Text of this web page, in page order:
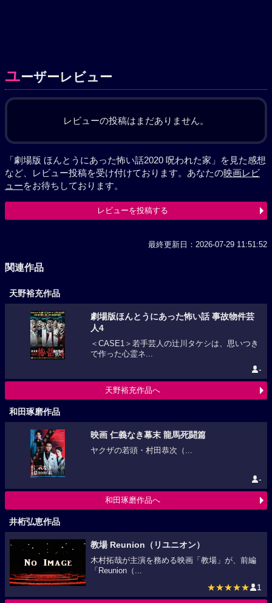
ユーザーレビュー
レビューの投稿はまだありません。
「劇場版 ほんとうにあった怖い話2020 呪われた家」を見た感想
など、レビュー投稿を受け付けております。あなたの映画レビ
ューをお待ちしております。
レビューを投稿する
最終更新日：2026-07-29 11:51:52
関連作品
天野裕充作品
劇場版ほんとうにあった怖い話 事故物件芸
人4
＜CASE1＞若手芸人の辻川タケシは、思いつき
で作った心霊ネ...
-
天野裕充作品へ
和田琢磨作品
映画 仁義なき幕末 龍馬死闘篇
ヤクザの若頭・村田恭次（...
-
和田琢磨作品へ
井桁弘恵作品
教場 Reunion（リユニオン）
木村拓哉が主演を務める映画「教場」が、前編
「Reunion（...
★★★★★ 1